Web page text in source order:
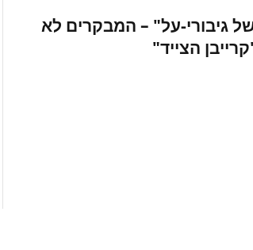
גיבורי-על" – המבקרים לא
הצייד"